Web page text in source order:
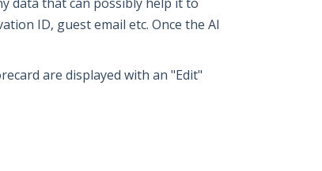
ID, guest email etc. Once the AI
are displayed with an "Edit"